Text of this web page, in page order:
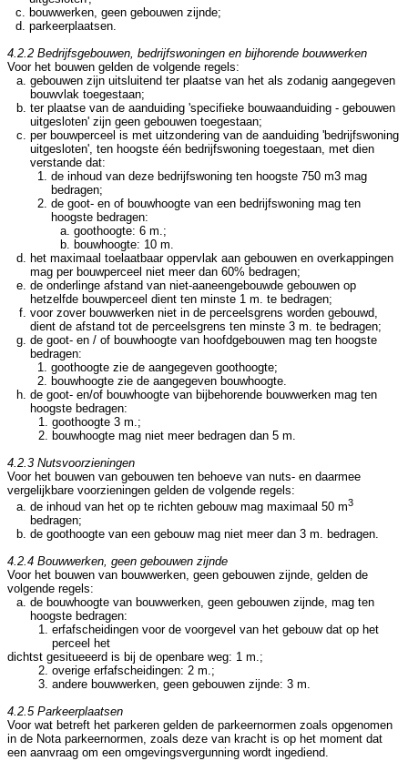
bouwwerken, geen gebouwen zijnde;
parkeerplaatsen.
4.2.2 Bedrijfsgebouwen, bedrijfswoningen en bijhorende bouwwerken
Voor het bouwen gelden de volgende regels:
gebouwen zijn uitsluitend ter plaatse van het als zodanig aangegeven
bouwvlak toegestaan;
ter plaatse van de aanduiding 'specifieke bouwaanduiding - gebouwen
uitgesloten' zijn geen gebouwen toegestaan;
per bouwperceel is met uitzondering van de aanduiding 'bedrijfswoning
uitgesloten', ten hoogste één bedrijfswoning toegestaan, met dien
verstande dat:
de inhoud van deze bedrijfswoning ten hoogste 750 m3 mag
bedragen;
de goot- en of bouwhoogte van een bedrijfswoning mag ten
hoogste bedragen:
goothoogte: 6 m.;
bouwhoogte: 10 m.
het maximaal toelaatbaar oppervlak aan gebouwen en overkappingen
mag per bouwperceel niet meer dan 60% bedragen;
de onderlinge afstand van niet-aaneengebouwde gebouwen op
hetzelfde bouwperceel dient ten minste 1 m. te bedragen;
voor zover bouwwerken niet in de perceelsgrens worden gebouwd,
dient de afstand tot de perceelsgrens ten minste 3 m. te bedragen;
de goot- en / of bouwhoogte van hoofdgebouwen mag ten hoogste
bedragen:
goothoogte zie de aangegeven goothoogte;
bouwhoogte zie de aangegeven bouwhoogte.
de goot- en/of bouwhoogte van bijbehorende bouwwerken mag ten
hoogste bedragen:
goothoogte 3 m.;
bouwhoogte mag niet meer bedragen dan 5 m.
4.2.3 Nutsvoorzieningen
Voor het bouwen van gebouwen ten behoeve van nuts- en daarmee
vergelijkbare voorzieningen gelden de volgende regels:
de inhoud van het op te richten gebouw mag maximaal 50 m3
bedragen;
de goothoogte van een gebouw mag niet meer dan 3 m. bedragen.
4.2.4 Bouwwerken, geen gebouwen zijnde
Voor het bouwen van bouwwerken, geen gebouwen zijnde, gelden de
volgende regels:
de bouwhoogte van bouwwerken, geen gebouwen zijnde, mag ten
hoogste bedragen:
erfafscheidingen voor de voorgevel van het gebouw dat op het
perceel het
dichtst gesitueeerd is bij de openbare weg: 1 m.;
overige erfafscheidingen: 2 m.;
andere bouwwerken, geen gebouwen zijnde: 3 m.
4.2.5 Parkeerplaatsen
Voor wat betreft het parkeren gelden de parkeernormen zoals opgenomen
in de Nota parkeernormen, zoals deze van kracht is op het moment dat
een aanvraag om een omgevingsvergunning wordt ingediend.